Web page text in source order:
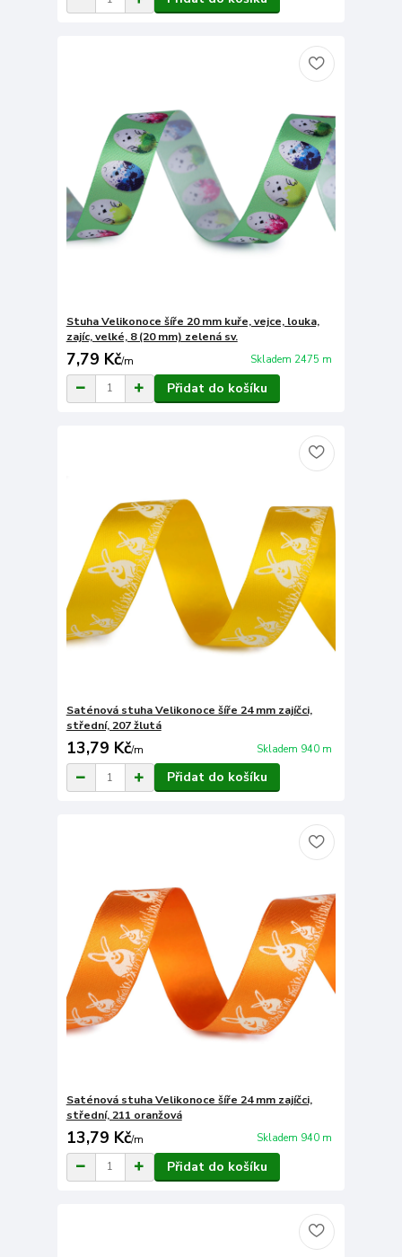
Stuha Velikonoce šíře 20 mm kuře, vejce, louka,
zajíc, velké, 8 (20 mm) zelená sv.
7,79 Kč/m Skladem 2475 m
Přidat do košíku
Saténová stuha Velikonoce šíře 24 mm zajíčci,
střední, 207 žlutá
13,79 Kč/m Skladem 940 m
Přidat do košíku
Saténová stuha Velikonoce šíře 24 mm zajíčci,
střední, 211 oranžová
13,79 Kč/m Skladem 940 m
Přidat do košíku